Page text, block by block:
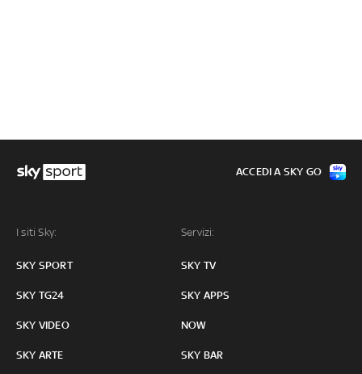
I siti Sky:
SKY SPORT
SKY TG24
SKY VIDEO
SKY ARTE
Servizi:
SKY TV
SKY APPS
NOW
SKY BAR
ACCEDI A SKY GO